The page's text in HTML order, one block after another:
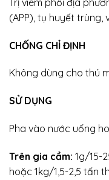
(APP), tụ huyết trùng,
CHỐNG CHỈ ĐỊNH
Không dùng cho thú
SỬ DỤNG
Pha vào nước uống
Trên gia cầm: 1g/15-
hoặc 1kg/1,5-2,5 tấn